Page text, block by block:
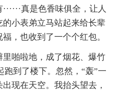
真是色香味俱全，让人
小表弟立马站起来给长辈
，也收到了一个个红包。
啪啦地，成了烟花、爆竹
跑到了楼下。忽然，“轰”一
现在天空。我抬头望去，